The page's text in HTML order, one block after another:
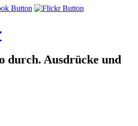
durch. Ausdrücke und